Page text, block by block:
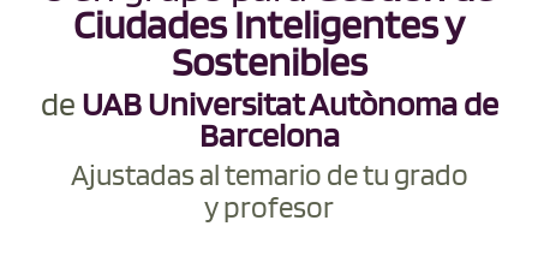
Ciudades Inteligentes y
Sostenibles
de UAB Universitat Autònoma de
Barcelona
Ajustadas al temario de tu grado
y profesor